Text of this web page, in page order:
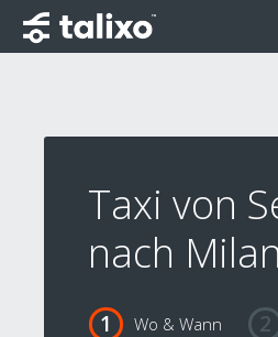
Taxi von
nach
Wo & Wann